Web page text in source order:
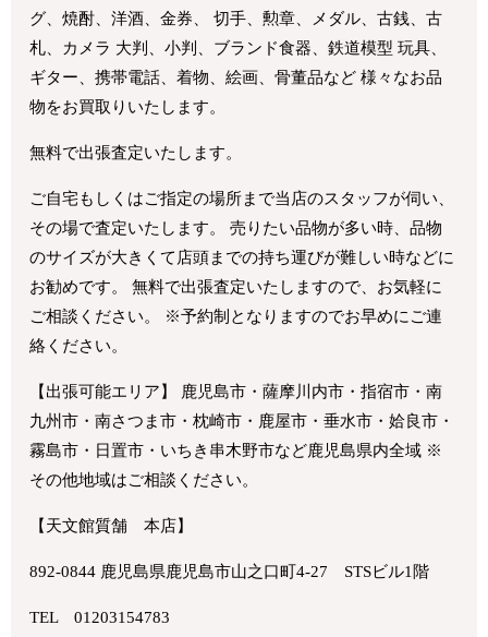
グ、焼酎、洋酒、金券、 切手、勲章、メダル、古銭、古
札、カメラ 大判、小判、ブランド食器、鉄道模型 玩具、
ギター、携帯電話、着物、絵画、骨董品など 様々なお品
物をお買取りいたします。
無料で出張査定いたします。
ご自宅もしくはご指定の場所まで当店のスタッフが伺い、
その場で査定いたします。 売りたい品物が多い時、品物
のサイズが大きくて店頭までの持ち運びが難しい時などに
お勧めです。 無料で出張査定いたしますので、お気軽に
ご相談ください。 ※予約制となりますのでお早めにご連
絡ください。
【出張可能エリア】 鹿児島市・薩摩川内市・指宿市・南
九州市・南さつま市・枕崎市・鹿屋市・垂水市・姶良市・
霧島市・日置市・いちき串木野市など鹿児島県内全域 ※
その他地域はご相談ください。
【天文館質舗 本店】
892-0844 鹿児島県鹿児島市山之口町4-27 STSビル1階
TEL 01203154783